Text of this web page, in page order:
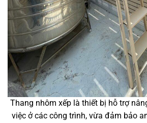
Thang nhôm xếp là thiết bị hỗ trợ
việc ở các công trình, vừa đảm bảo